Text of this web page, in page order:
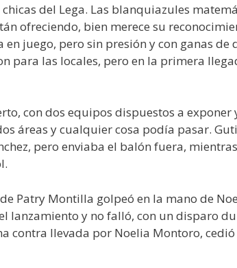
del Lega. Las blanquiazules
ofreciendo, bien merece su
en juego, pero sin presión y con ganas
para las locales, pero en la primera
con dos equipos dispuestos a
áreas y cualquier cosa podía pasar.
pero enviaba el balón fuera,
Patry Montilla golpeó en la mano de
lanzamiento y no falló, con un disparo
contra llevada por Noelia Montoro,